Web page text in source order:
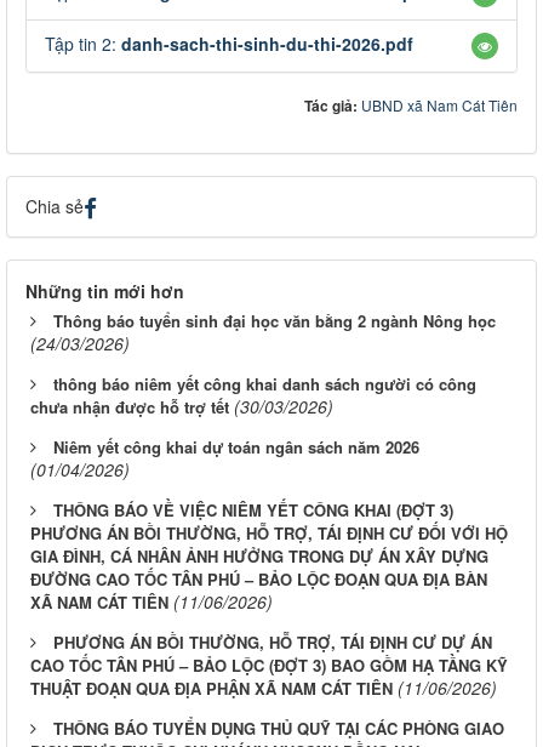
Tập tin 2: danh-sach-thi-sinh-du-thi-2026.pdf
Tác giả: UBND xã Nam Cát Tiên
Chia sẻ
Những tin mới hơn
Thông báo tuyển sinh đại học văn bằng 2 ngành Nông học
(24/03/2026)
thông báo niêm yết công khai danh sách người có công
chưa nhận được hỗ trợ tết (30/03/2026)
Niêm yết công khai dự toán ngân sách năm 2026
(01/04/2026)
THÔNG BÁO VỀ VIỆC NIÊM YẾT CÔNG KHAI (ĐỢT 3)
PHƯƠNG ÁN BỒI THƯỜNG, HỖ TRỢ, TÁI ĐỊNH CƯ ĐỐI VỚI HỘ
GIA ĐÌNH, CÁ NHÂN ẢNH HƯỞNG TRONG DỰ ÁN XÂY DỰNG
ĐƯỜNG CAO TỐC TÂN PHÚ – BẢO LỘC ĐOẠN QUA ĐỊA BÀN
XÃ NAM CÁT TIÊN (11/06/2026)
PHƯƠNG ÁN BỒI THƯỜNG, HỖ TRỢ, TÁI ĐỊNH CƯ DỰ ÁN
CAO TỐC TÂN PHÚ – BẢO LỘC (ĐỢT 3) BAO GỒM HẠ TẦNG KỸ
THUẬT ĐOẠN QUA ĐỊA PHẬN XÃ NAM CÁT TIÊN (11/06/2026)
THÔNG BÁO TUYỂN DỤNG THỦ QUỸ TẠI CÁC PHÒNG GIAO